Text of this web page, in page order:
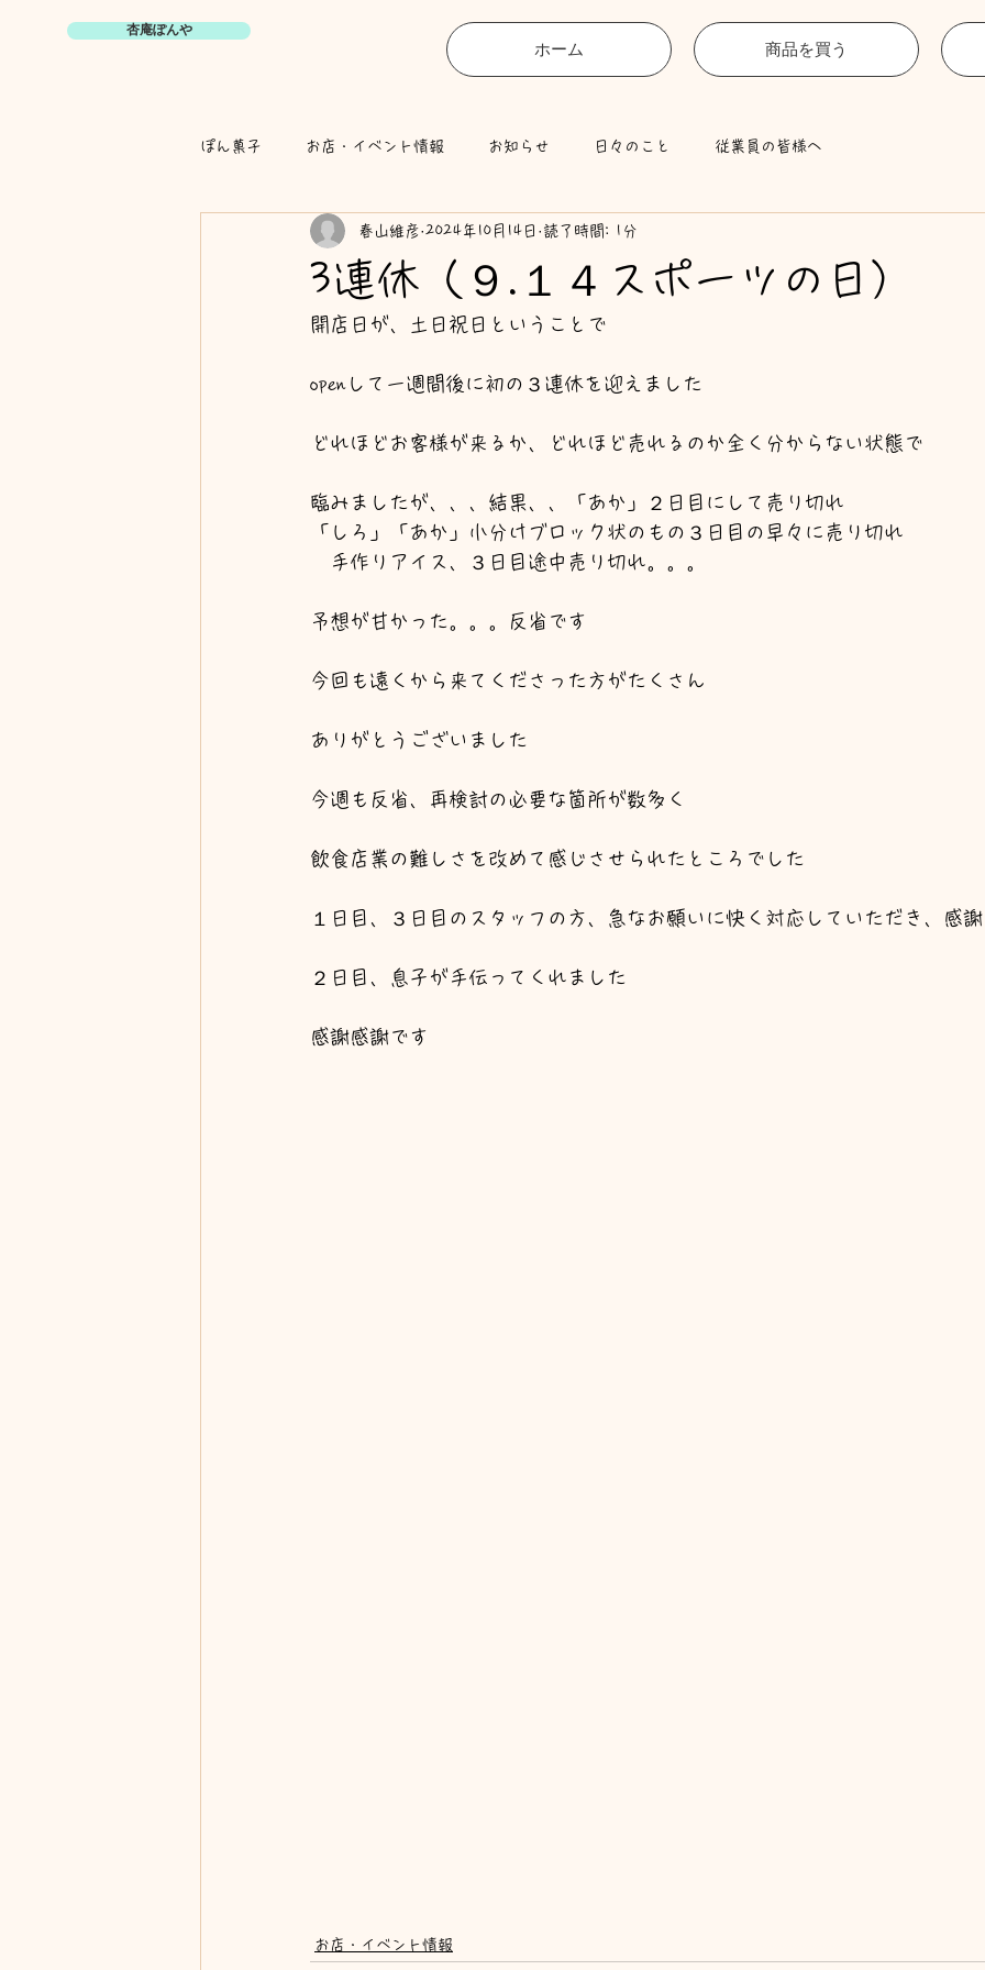
杏庵ぽんや
ホーム 商品を買う
ぽん菓子 お店・イベント情報 お知らせ 日々のこと 従業員の皆様へ
3連休（９.１４スポーツの日）
春山維彦 2024年10月14日 読了時間: 1分
開店日が、土日祝日ということで
openして一週間後に初の３連休を迎えました
どれほどお客様が来るか、どれほど売れるのか全く分からない状態で
臨みましたが、、、結果、、「あか」２日目にして売り切れ
「しろ」「あか」小分けブロック状のもの３日目の早々に売り切れ
手作りアイス、３日目途中売り切れ。。。
予想が甘かった。。。反省です
今回も遠くから来てくださった方がたくさん
ありがとうございました
今週も反省、再検討の必要な箇所が数多く
飲食店業の難しさを改めて感じさせられたところでした
１日目、３日目のスタッフの方、急なお願いに快く対応していただき、感
２日目、息子が手伝ってくれました
感謝感謝です
お店・イベント情報